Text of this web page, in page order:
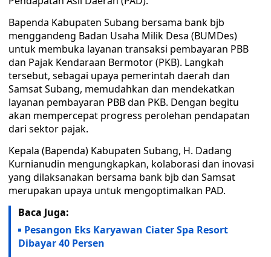
Bapenda Kabupaten Subang bersama bank bjb
menggandeng Badan Usaha Milik Desa (BUMDes)
untuk membuka layanan transaksi pembayaran PBB
dan Pajak Kendaraan Bermotor (PKB). Langkah
tersebut, sebagai upaya pemerintah daerah dan
Samsat Subang, memudahkan dan mendekatkan
layanan pembayaran PBB dan PKB. Dengan begitu
akan mempercepat progress perolehan pendapatan
dari sektor pajak.
Kepala (Bapenda) Kabupaten Subang, H. Dadang
Kurnianudin mengungkapkan, kolaborasi dan inovasi
yang dilaksanakan bersama bank bjb dan Samsat
merupakan upaya untuk mengoptimalkan PAD.
Baca Juga:
Pesangon Eks Karyawan Ciater Spa Resort
Dibayar 40 Persen